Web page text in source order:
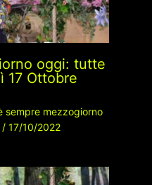
oggi: tutte
17 Ottobre
sempre mezzogiorno
17/10/2022